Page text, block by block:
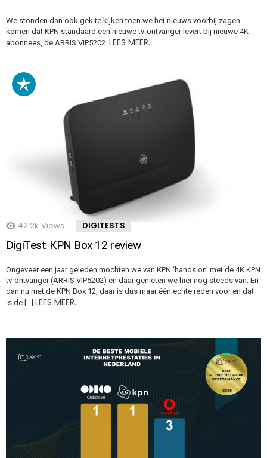
We stonden dan ook gek te kijken toen we het nieuws voorbij zagen
komen dat KPN standaard een nieuwe tv-ontvanger levert bij nieuwe 4K
abonnees, de ARRIS VIP5202. LEES MEER…
42.2k Views DIGITESTS
DigiTest: KPN Box 12 review
Ongeveer een jaar geleden mochten we van KPN ‘hands on’ met de 4K KPN
tv-ontvanger (ARRIS VIP5202) en daar genieten we hier nog steeds van. En
dan nu met de KPN Box 12, daar is dus maar één echte reden voor en dat
is de […] LEES MEER…